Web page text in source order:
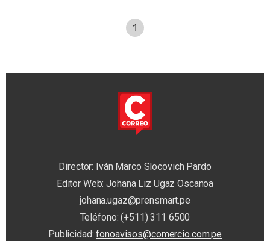
1
Director: Iván Marco Slocovich Pardo
Editor Web: Johana Liz Ugaz Oscanoa
johana.ugaz@prensmart.pe
Teléfono: (+511) 311 6500
Publicidad:fonoavisos@comercio.com.pe